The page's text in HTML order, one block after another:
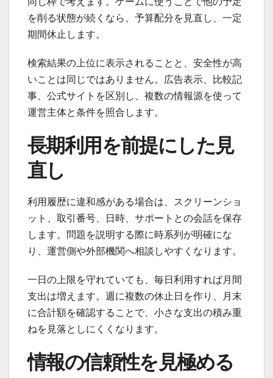
を削る状態が続くなら、予算配分を見直し、一定
期間休止します。
検索結果の上位に表示されることと、安全性が高
いことは同じではありません。広告表示、比較記
事、公式サイトを区別し、複数の情報源を使って
運営主体と条件を照合します。
長期利用を前提にした見
直し
利用履歴に違和感がある場合は、スクリーンショ
ット、取引番号、日時、サポートとの会話を保存
します。問題を説明する際に時系列が明確にな
り、運営側や外部機関へ相談しやすくなります。
一日の上限を守れていても、毎日利用すれば月間
支出は増えます。週に複数の休止日を作り、月末
に合計額を確認することで、小さな支出の積み重
ねを見落としにくくなります。
情報の信頼性を見極める